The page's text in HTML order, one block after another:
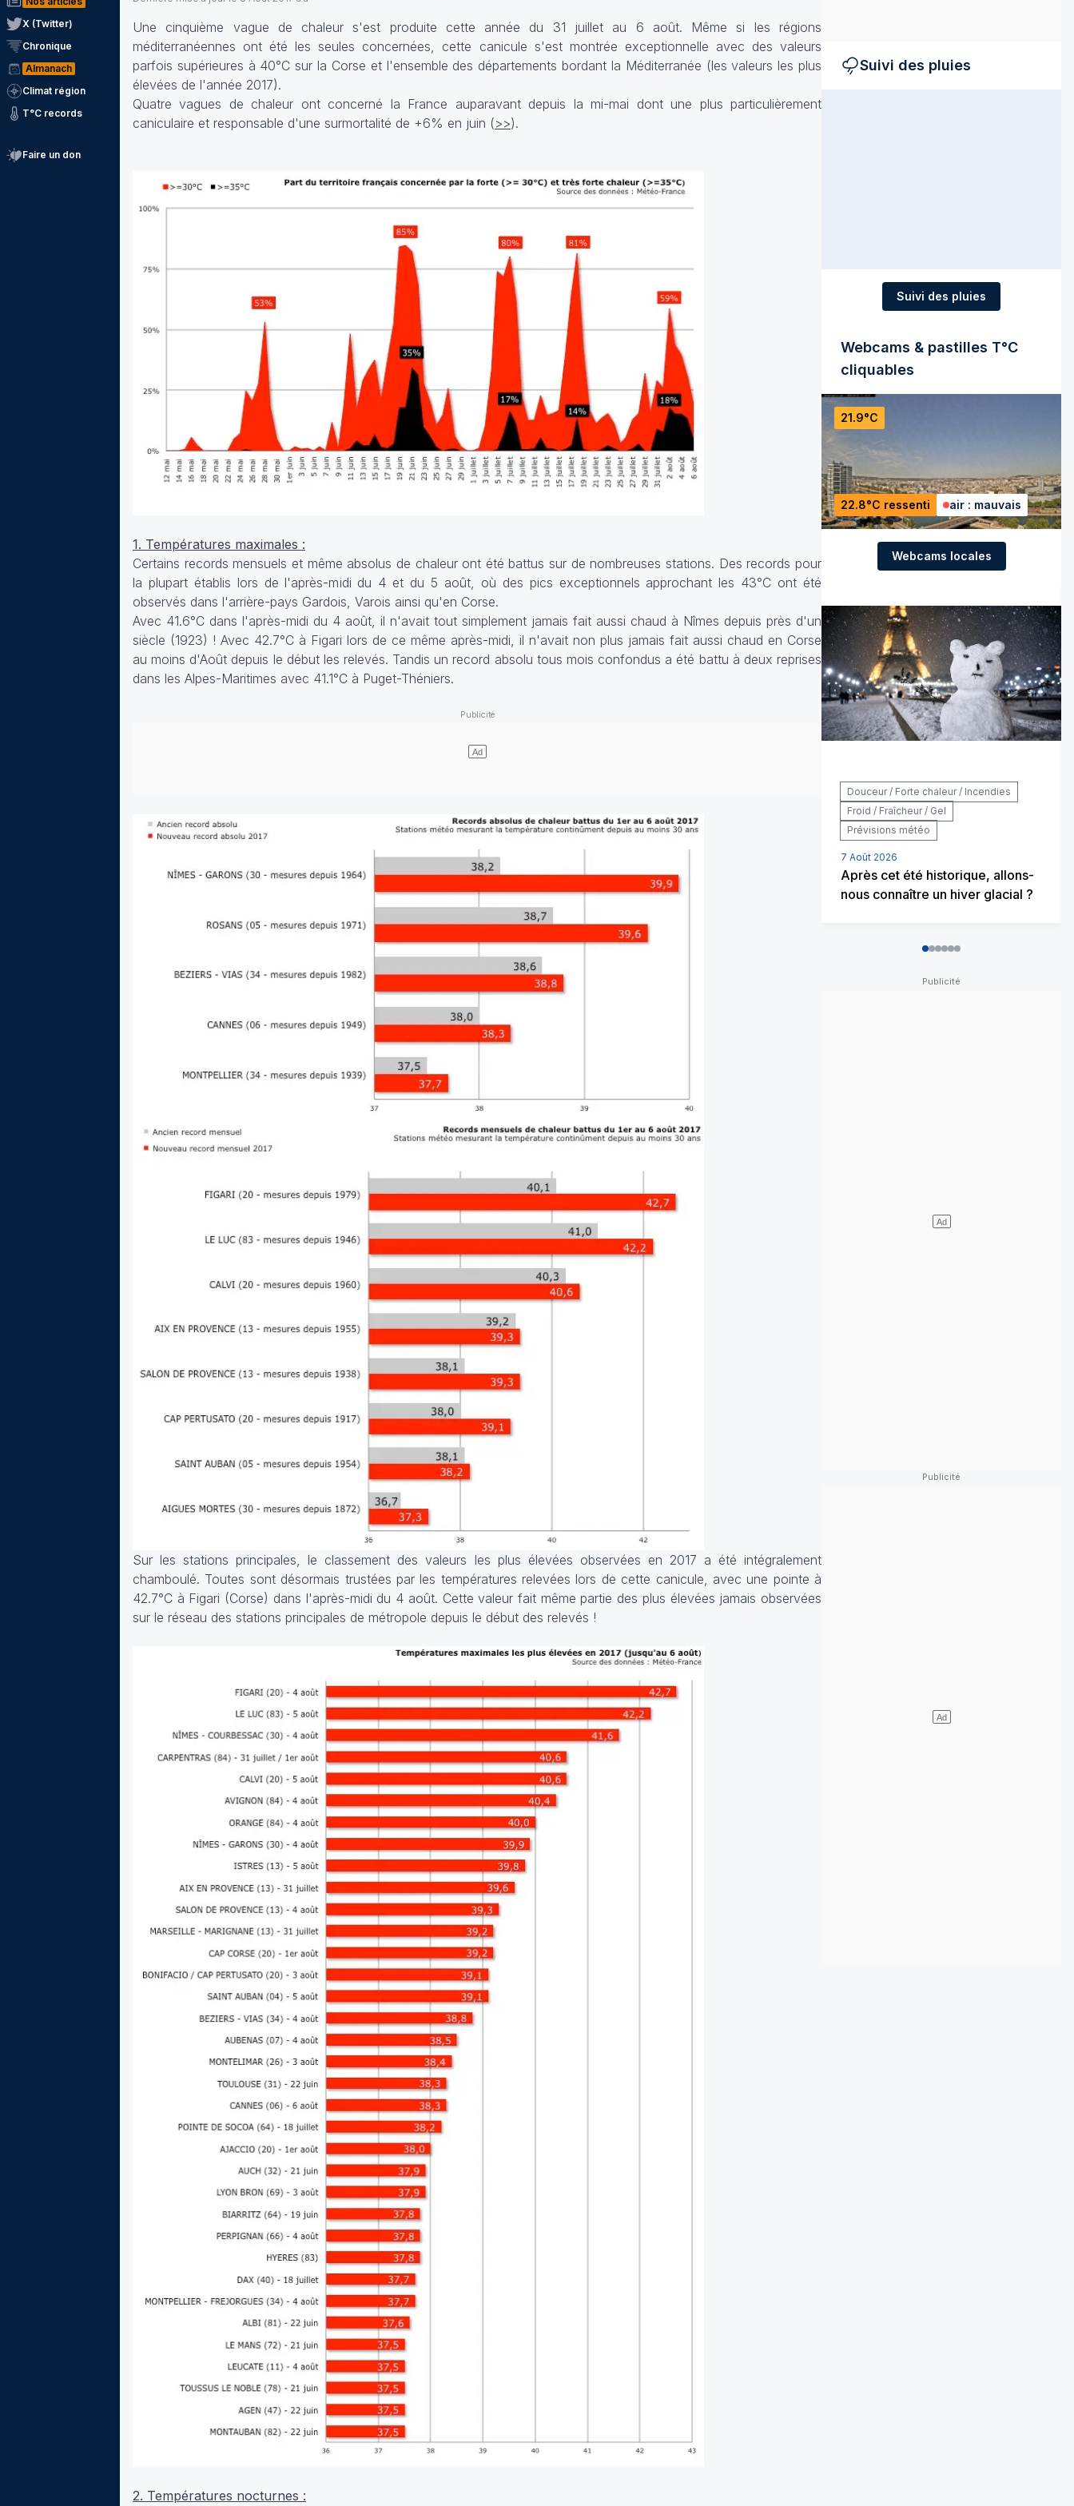
X (Twitter)
Chronique
Almanach
Climat région
T°C records
Faire un don
Une cinquième vague de chaleur s'est produite cette année du 31 juillet au 6 août. Même si les régions
méditerranéennes ont été les seules concernées, cette canicule s'est montrée exceptionnelle avec des valeurs
parfois supérieures à 40°C sur la Corse et l'ensemble des départements bordant la Méditerranée (les valeurs les plus
élevées de l'année 2017).
Quatre vagues de chaleur ont concerné la France auparavant depuis la mi-mai dont une plus particulièrement
caniculaire et responsable d'une surmortalité de +6% en juin (>>).
1. Températures maximales :
Certains records mensuels et même absolus de chaleur ont été battus sur de nombreuses stations. Des records pour
la plupart établis lors de l'après-midi du 4 et du 5 août, où des pics exceptionnels approchant les 43°C ont été
observés dans l'arrière-pays Gardois, Varois ainsi qu'en Corse.
Avec 41.6°C dans l'après-midi du 4 août, il n'avait tout simplement jamais fait aussi chaud à Nîmes depuis près d'un
siècle (1923) ! Avec 42.7°C à Figari lors de ce même après-midi, il n'avait non plus jamais fait aussi chaud en Corse
au moins d'Août depuis le début les relevés. Tandis un record absolu tous mois confondus a été battu à deux reprises
dans les Alpes-Maritimes avec 41.1°C à Puget-Théniers.
Sur les stations principales, le classement des valeurs les plus élevées observées en 2017 a été intégralement
chamboulé. Toutes sont désormais trustées par les températures relevées lors de cette canicule, avec une pointe à
42.7°C à Figari (Corse) dans l'après-midi du 4 août. Cette valeur fait même partie des plus élevées jamais observées
sur le réseau des stations principales de métropole depuis le début des relevés !
2. Températures nocturnes :
Suivi des pluies
Suivi des pluies
Webcams & pastilles T°C
cliquables
21.9°C
22.8°C ressenti air : mauvais
Webcams locales
Douceur / Forte chaleur / Incendies
Froid / Fraîcheur / Gel
Prévisions météo
7 Août 2026
Après cet été historique, allons-
nous connaître un hiver glacial ?
012345